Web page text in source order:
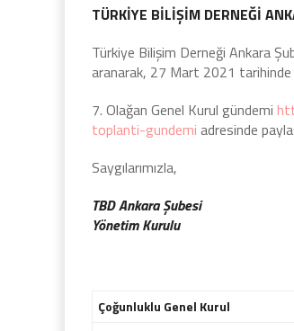
TÜRKİYE BİLİŞİM DERNEĞİ
Türkiye Bilişim Derneği Ankara
aranarak, 27 Mart 2021 tarihinde
7. Olağan Genel Kurul gündemi
toplanti-gundemi adresinde
Saygılarımızla,
TBD Ankara Şubesi
Yönetim Kurulu
Çoğunluklu Genel Kurul